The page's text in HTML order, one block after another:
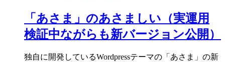
「あさま」のあさましい（実運用
検証中ながらも新バージョン公開）
独自に開発しているWordpressテーマの「あさま」の新